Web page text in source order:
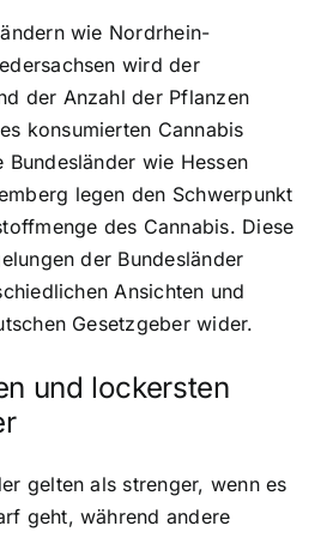
wie Nordrhein-
wird der
der Anzahl der Pflanzen
konsumierten Cannabis
wie Hessen
legen den Schwerpunkt
des Cannabis. Diese
der Bundesländer
Ansichten und
Gesetzgeber wider.
und lockersten
gelten als strenger, wenn es
geht, während andere